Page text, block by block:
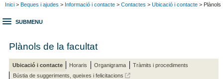
Inici > Beques i ajudes > Informació i contacte > Contactes > Ubicació i contacte > Plànols
SUBMENU
Plànols de la facultat
Ubicació i contacte Horaris Organigrama
Tràmits i procediments
Bústia de suggeriments, queixes i felicitacions